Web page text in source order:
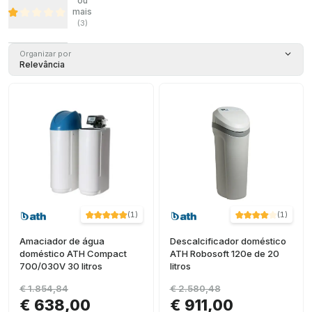
mais
(3)
Organizar por
Relevância
(1)
Amaciador de água
doméstico ATH Compact
700/030V 30 litros
€ 638,00
€ 1.854,84
(1)
Descalcificador doméstico
ATH Robosoft 120e de 20
litros
€ 911,00
€ 2.580,48